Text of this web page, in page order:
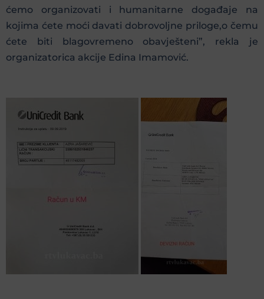
ćemo organizovati i humanitarne događaje na
kojima ćete moći davati dobrovoljne priloge,o čemu
ćete biti blagovremeno obavješteni”, rekla je
organizatorica akcije Edina Imamović.